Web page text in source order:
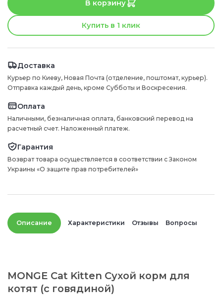
В корзину
Купить в 1 клик
Доставка
Курьер по Киеву, Новая Почта (отделение, поштомат, курьер).
Отправка каждый день, кроме Субботы и Воскресения.
Оплата
Наличными, безналичная оплата, банковский перевод на
расчетный счет. Наложенный платеж.
Гарантия
Возврат товара осуществляется в соответствии с Законом
Украины «О защите прав потребителей»
Описание Характеристики Отзывы Вопросы
MONGE Cat Kitten Сухой корм для
котят (с говядиной)